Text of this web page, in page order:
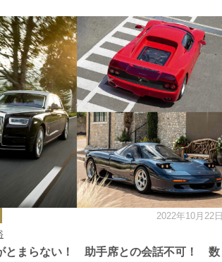
とまらない！ 助手席との会話不可！ 数
2022年10月22日